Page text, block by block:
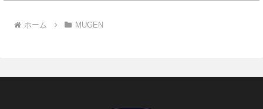
ホーム MUGEN